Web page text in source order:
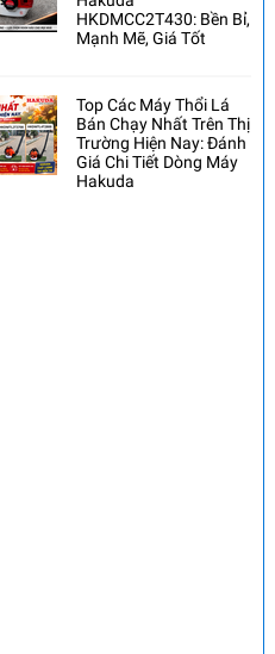
HKDMCC2T430: Bền Bỉ,
Mạnh Mẽ, Giá Tốt
Top Các Máy Thổi Lá
Bán Chạy Nhất Trên Thị
Trường Hiện Nay: Đánh
Giá Chi Tiết Dòng Máy
Hakuda